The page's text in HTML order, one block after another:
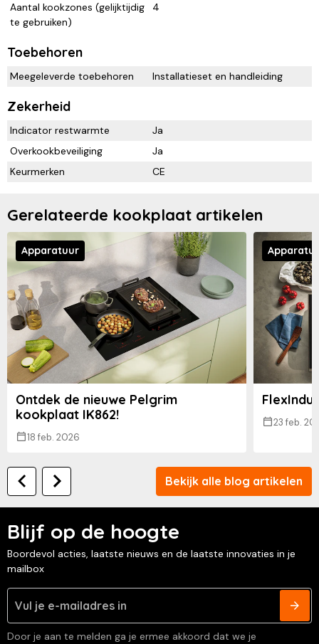
Aantal kookzones (gelijktijdig
te gebruiken)
4
Toebehoren
Meegeleverde toebehoren Installatieset en handleiding
Zekerheid
Indicator restwarmte
Ja
Overkookbeveiliging
Ja
Keurmerken
CE
Gerelateerde kookplaat artikelen
Apparatuur
Ontdek de nieuwe Pelgrim
kookplaat IK862!
18 feb. 2026
23 feb.
Bekijk alle blog artikelen
Blijf op de hoogte
Boordevol acties, laatste nieuws en de laatste innovaties in je
mailbox
Door je aan te melden ga je ermee akkoord dat we je